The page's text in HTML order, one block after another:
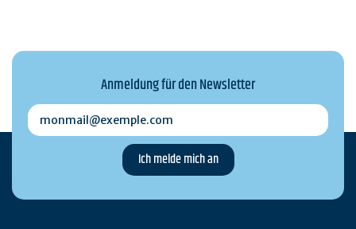
Anmeldung für den Newsletter
monmail@exemple.com